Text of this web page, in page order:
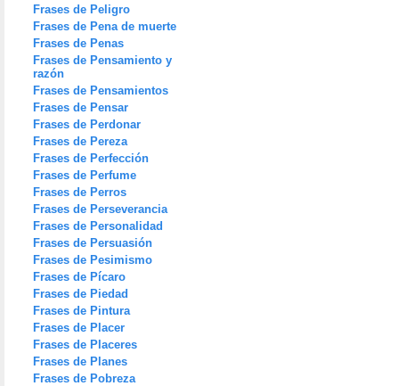
Frases de Peligro
Frases de Pena de muerte
Frases de Penas
Frases de Pensamiento y
razón
Frases de Pensamientos
Frases de Pensar
Frases de Perdonar
Frases de Pereza
Frases de Perfección
Frases de Perfume
Frases de Perros
Frases de Perseverancia
Frases de Personalidad
Frases de Persuasión
Frases de Pesimismo
Frases de Pícaro
Frases de Piedad
Frases de Pintura
Frases de Placer
Frases de Placeres
Frases de Planes
Frases de Pobreza